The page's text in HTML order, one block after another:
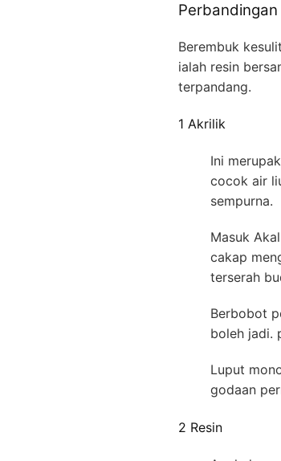
Berembuk
ialah resin
terpandang.
1 Akrilik
Ini
cocok air
sempurna.
Masuk
cakap
terserah
Berbobot
boleh jadi.
Luput
godaan
2 Resin